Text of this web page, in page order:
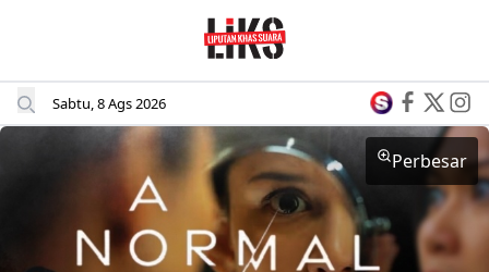
Sabtu, 8 Ags 2026
Perbesar